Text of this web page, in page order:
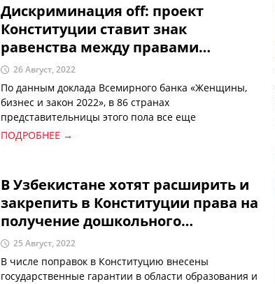
Дискриминация off: проект
Конституции ставит знак
равенства между правами
мужчин и женщин
26 Август, 2022
По данным доклада Всемирного банка «Женщины,
бизнес и закон 2022», в 86 странах
представительницы этого пола все еще
сталкиваются с теми или иными ограничениями на
ПОДРОБНЕЕ →
В Узбекистане хотят расширить и
закрепить в Конституции права на
получение дошкольного
образования
25 Август, 2022
В числе поправок в Конституцию внесены
государственные гарантии в области образования и